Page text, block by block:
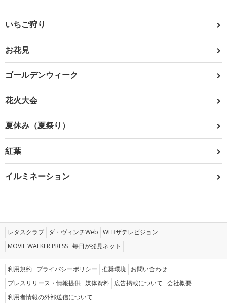
いちご狩り
お花見
ゴールデンウィーク
花火大会
夏休み（夏祭り）
紅葉
イルミネーション
レタスクラブ ダ・ヴィンチWeb WEBザテレビジョン
MOVIE WALKER PRESS 毎日が発見ネット
利用規約 プライバシーポリシー 推奨環境 お問い合わせ
プレスリリース・情報提供 媒体資料 広告掲載について 会社概要
利用者情報の外部送信について